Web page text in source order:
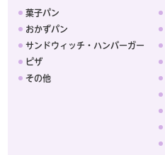
菓子パン
おかずパン
サンドウィッチ・ハンバーガー
ピザ
その他